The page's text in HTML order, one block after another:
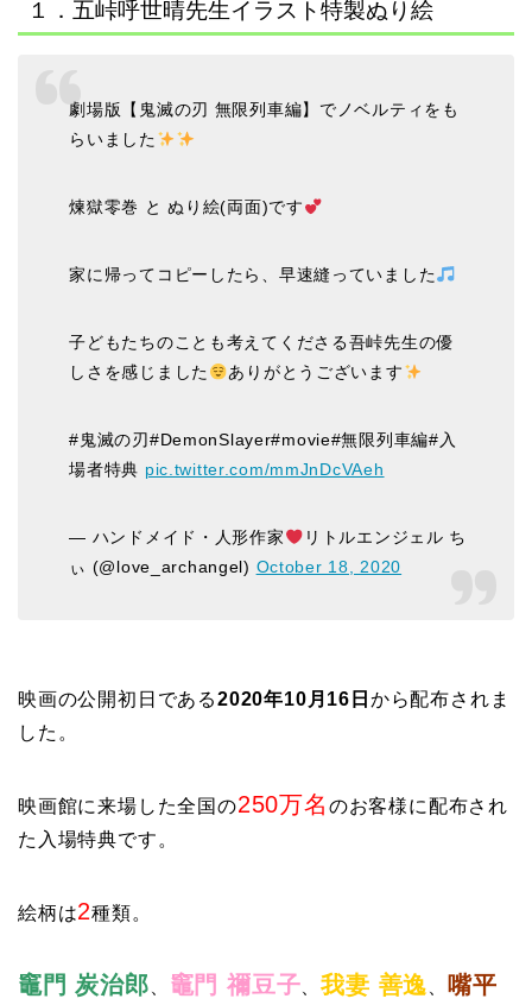
１．五峠呼世晴先生イラスト特製ぬり絵
劇場版【鬼滅の刃 無限列車編】でノベルティをも
らいました
煉獄零巻 と ぬり絵(両面)です
家に帰ってコピーしたら、早速縫っていました
子どもたちのことも考えてくださる吾峠先生の優
しさを感じました
ありがとうございます
#鬼滅の刃#DemonSlayer#movie#無限列車編#入
場者特典 pic.twitter.com/mmJnDcVAeh
— ハンドメイド・人形作家
リトルエンジェル ち
ぃ (@love_archangel) October 18, 2020
映画の公開初日である2020年10月16日 から配布されま
した。
映画館に来場した全国の250万名 のお客様に配布され
た入場特典です。
絵柄は2種類。
竈門 炭治郎 竈門 禰豆子 、我妻 善逸
嘴平